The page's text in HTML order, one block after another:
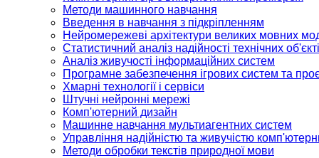
Методи машинного навчання
Введення в навчання з підкріпленням
Нейромережеві архітектури великих мовних
Статистичний аналіз надійності технічних
Аналіз живучості інформаційних систем
Програмне забезпечення ігрових систем та
Хмарні технології і сервіси
Штучні нейронні мережі
Комп'ютерний дизайн
Машинне навчання мультиагентних систем
Управління надійністю та живучістю
Методи обробки текстів природної мови